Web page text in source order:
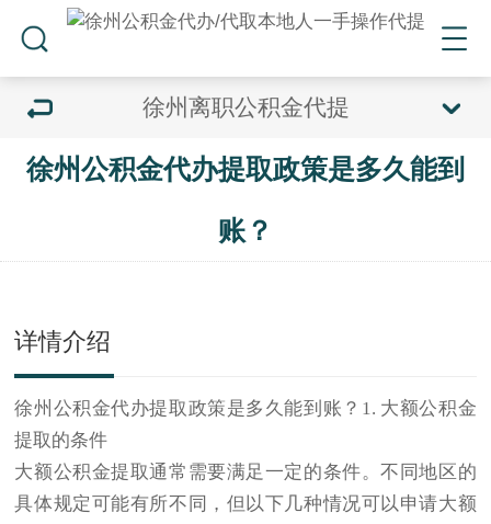
徐州离职公积金代提
徐州公积金代办提取政策是多久能到
账？
详情介绍
徐州公积金代办提取政策是多久能到账？1. 大额公积金
提取的条件
大额公积金提取通常需要满足一定的条件。不同地区的
具体规定可能有所不同，但以下几种情况可以申请大额